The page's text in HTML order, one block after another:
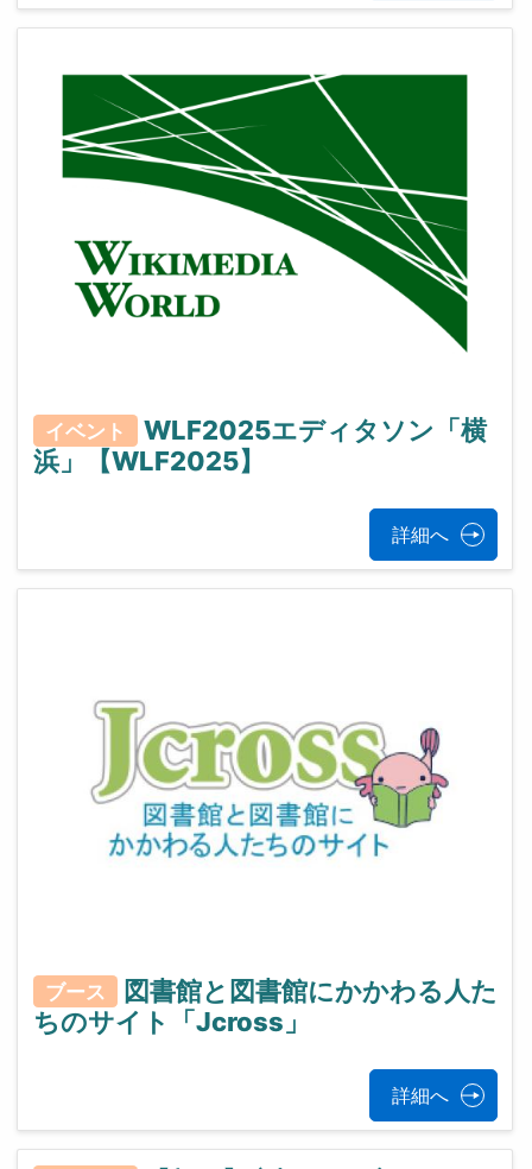
イベント
WLF2025エディタソン「横
浜」【WLF2025】
詳細へ
ブース
図書館と図書館にかかわる人た
ちのサイト「Jcross」
詳細へ